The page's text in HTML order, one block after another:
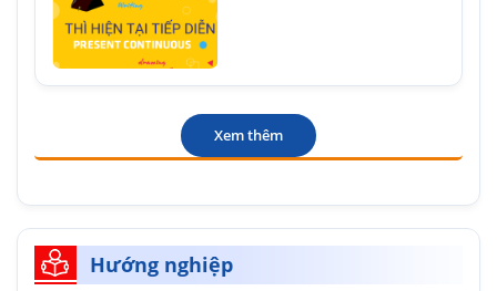
Xem thêm
Hướng nghiệp